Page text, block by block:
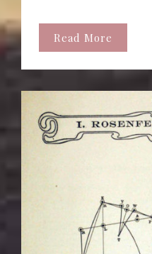
Read More